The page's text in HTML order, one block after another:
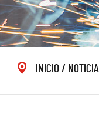
INICIO/